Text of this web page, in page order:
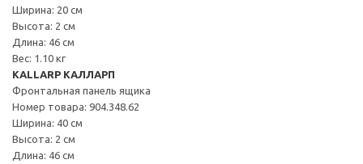
Ширина: 20 см
Высота: 2 см
Длина: 46 см
Вес: 1.10 кг
KALLARP КАЛЛАРП
Фронтальная панель ящика
Номер товара: 904.348.62
Ширина: 40 см
Высота: 2 см
Длина: 46 см